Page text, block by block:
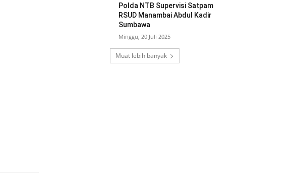
Polda NTB Supervisi Satpam
RSUD Manambai Abdul Kadir
Sumbawa
Minggu, 20 Juli 2025
Muat lebih banyak